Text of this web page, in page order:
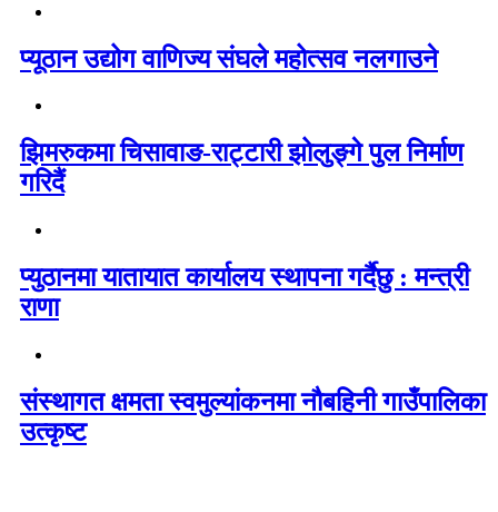
प्यूठान उद्योग वाणिज्य संघले महोत्सव नलगाउने
झिमरुकमा चिसावाङ-राट्टारी झोलुङ्गे पुल निर्माण
गरिदैं
प्युठानमा यातायात कार्यालय स्थापना गर्दैछु : मन्त्री
राणा
संस्थागत क्षमता स्वमुल्यांकनमा नौबहिनी गाउँपालिका
उत्कृष्ट